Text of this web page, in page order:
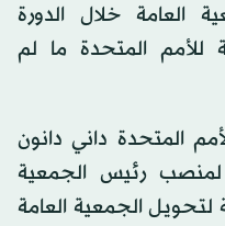
العامة خلال الدورة
العامة للأمم المتحدة ما لم
المتحدة داني دانون
رئيس الجمعية
لتحويل الجمعية العامة